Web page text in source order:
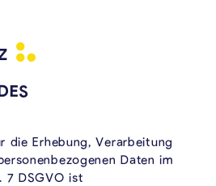
die Erhebung, Verarbeitung
Daten im
7 DSGVO ist